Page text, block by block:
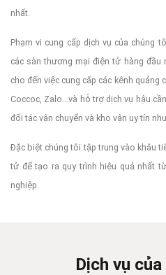
nhất.
Phạm vi cung cấp dịch vụ của chúng
các sàn thương mại điện tử hàng đầu
cho đến việc cung cấp các kênh quảng
Coccoc, Zalo...và hỗ trợ dịch vụ hậu
đối tác vận chuyển và kho vận uy tín
Đặc biệt chúng tôi tập trung vào khâu
tử để tạo ra quy trình hiệu quả nhất
nghiệp.
Dịch vụ